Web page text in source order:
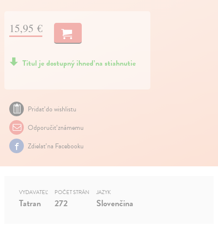
15,95 €
Titul je dostupný ihneď na stiahnutie
Pridať do wishlistu
Odporučiť známemu
Zdielať na Facebooku
VYDAVATEĽ
Tatran
POČET STRÁN
272
JAZYK
Slovenčina